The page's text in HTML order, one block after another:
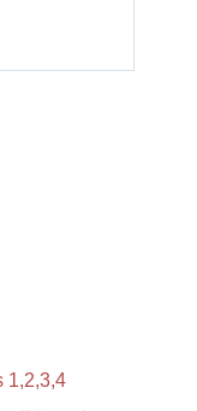
1,2,3,4